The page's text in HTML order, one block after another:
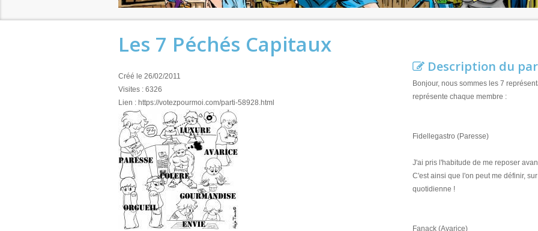
Les 7 Péchés Capitaux
Créé le 26/02/2011
Visites : 6326
Lien : https://votezpourmoi.com/parti-58928.html
Description du
Bonjour, nous sommes les 7
représente chaque membre :
Fidellegastro (Paresse)
J'ai pris l'habitude de me reposer
C'est ainsi que l'on peut me définir,
quotidienne !
Fanack (Avarice)